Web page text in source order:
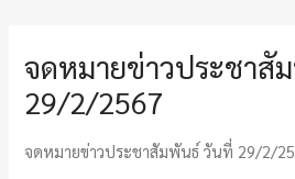
จดหมายข่าวประชาสั
29/2/2567
จดหมายข่าวประชาสัมพันธ์ วันที่ 29/2/